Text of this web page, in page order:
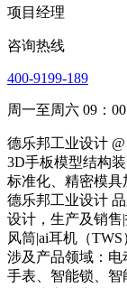
项目经理
咨询热线
400-9199-189
周一至周六 09：
德乐邦工业设计 @
3D手板模型结构
标准化、精密模
德乐邦工业设计
设计，生产及销售
风筒|ai耳机（
涉及产品领域：
手表、智能锁、